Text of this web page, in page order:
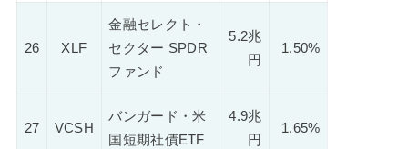
26 XLF
金融セレクト・
セクター SPDR
ファンド
5.2兆
円
1.50%
27 VCSH
バンガード・米
国短期社債ETF
4.9兆
円
1.65%